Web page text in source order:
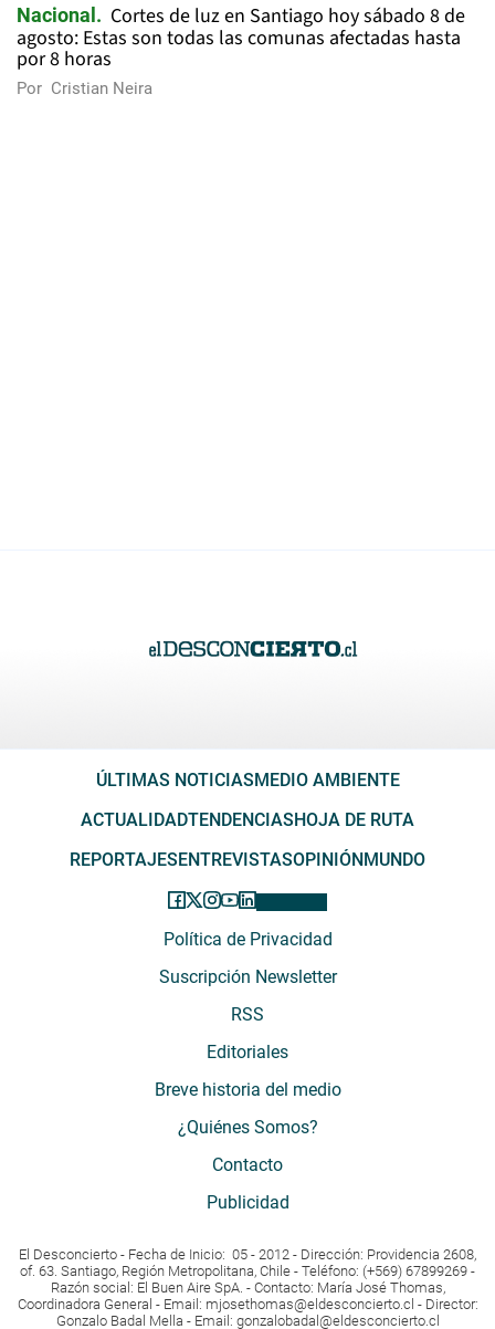
Nacional
Cortes de luz en Santiago hoy sábado 8 de
agosto: Estas son todas las comunas afectadas hasta
por 8 horas
Por Cristian Neira
ÚLTIMAS NOTICIASMEDIO AMBIENTE
ACTUALIDADTENDENCIASHOJA DE RUTA
REPORTAJESENTREVISTASOPINIÓNMUNDO
Política de Privacidad
Suscripción Newsletter
RSS
Editoriales
Breve historia del medio
¿Quiénes Somos?
Contacto
Publicidad
El Desconcierto - Fecha de Inicio: 05 - 2012 - Dirección: Providencia 2608,
of. 63. Santiago, Región Metropolitana, Chile - Teléfono: (+569) 67899269 -
Razón social: El Buen Aire SpA. - Contacto: María José Thomas,
Coordinadora General - Email: mjosethomas@eldesconcierto.cl - Director:
Gonzalo Badal Mella - Email: gonzalobadal@eldesconcierto.cl